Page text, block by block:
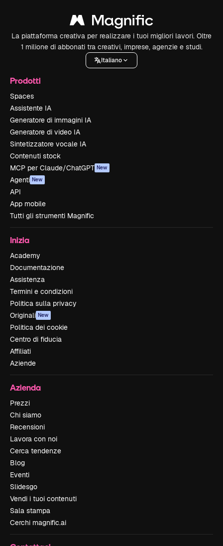
La piattaforma creativa per realizzare i tuoi migliori lavori. Oltre
1 milione di abbonati tra creativi, imprese, agenzie e studi.
Italiano
Prodotti
Spaces
Assistente IA
Generatore di immagini IA
Generatore di video IA
Sintetizzatore vocale IA
Contenuti stock
MCP per Claude/ChatGPT New
Agenti New
API
App mobile
Tutti gli strumenti Magnific
Inizia
Academy
Documentazione
Assistenza
Termini e condizioni
Politica sulla privacy
Originali New
Politica dei cookie
Centro di fiducia
Affiliati
Aziende
Azienda
Prezzi
Chi siamo
Recensioni
Lavora con noi
Cerca tendenze
Blog
Eventi
Slidesgo
Vendi i tuoi contenuti
Sala stampa
Cerchi magnific.ai